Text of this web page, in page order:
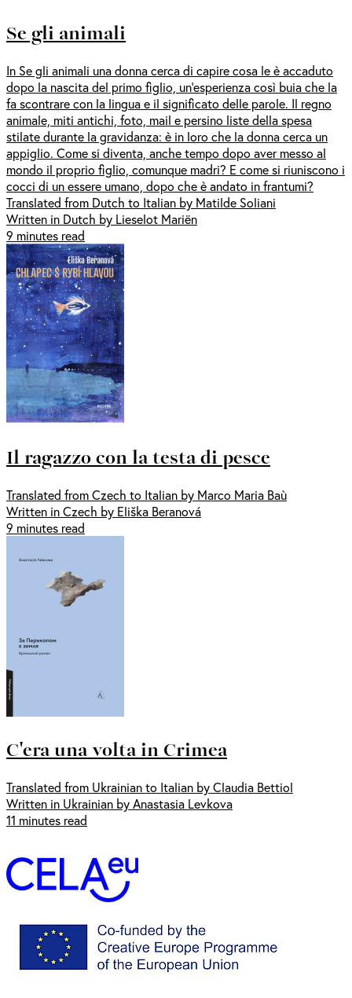
Se gli animali
In Se gli animali una donna cerca di capire cosa le è accaduto
dopo la nascita del primo figlio, un’esperienza così buia che la
fa scontrare con la lingua e il significato delle parole. Il regno
animale, miti antichi, foto, mail e persino liste della spesa
stilate durante la gravidanza: è in loro che la donna cerca un
appiglio. Come si diventa, anche tempo dopo aver messo al
mondo il proprio figlio, comunque madri? E come si riuniscono i
cocci di un essere umano, dopo che è andato in frantumi?
Translated from Dutch to Italian by Matilde Soliani
Written in Dutch by Lieselot Mariën
9 minutes read
Il ragazzo con la testa di pesce
Translated from Czech to Italian by Marco Maria Baù
Written in Czech by Eliška Beranová
9 minutes read
C'era una volta in Crimea
Translated from Ukrainian to Italian by Claudia Bettiol
Written in Ukrainian by Anastasia Levkova
11 minutes read